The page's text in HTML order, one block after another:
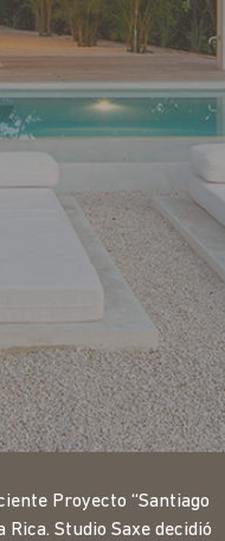
Proyecto “Santiago
Studio Saxe decidió